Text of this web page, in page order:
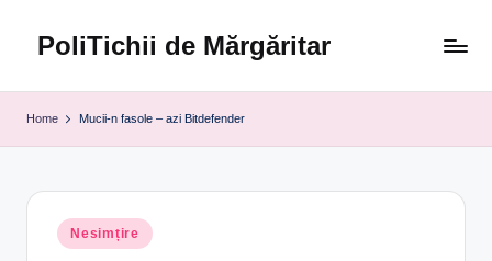
PoliTichii de Mărgăritar
Home Mucii-n fasole – azi Bitdefender
Posted
in
Nesimțire